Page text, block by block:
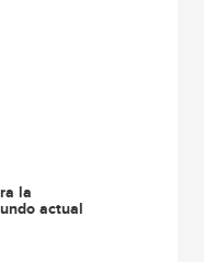
la
actual